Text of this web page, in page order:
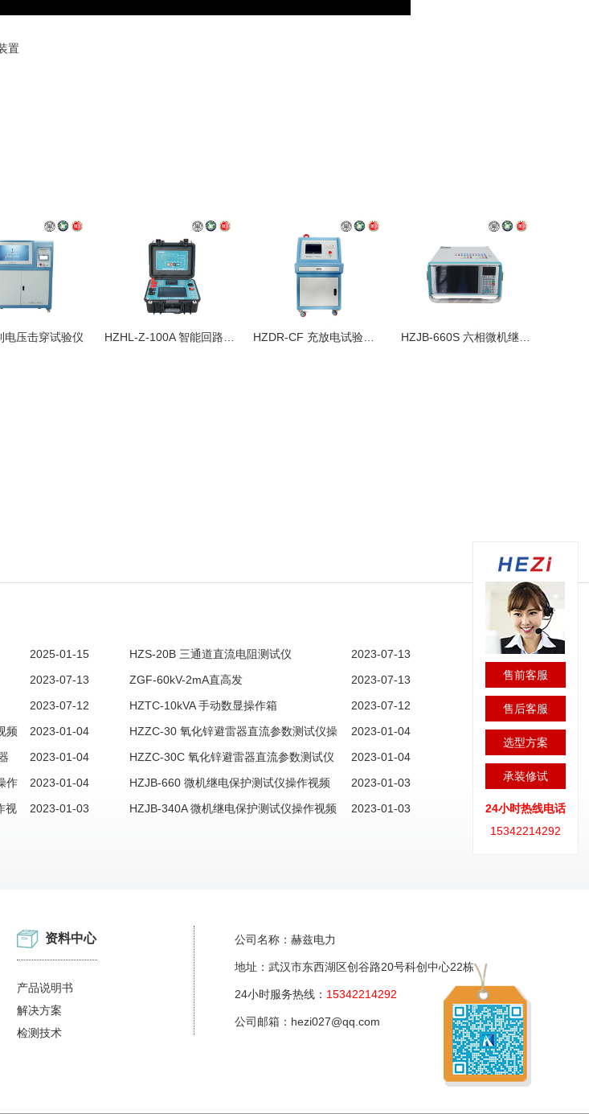
置
电压击穿试验仪 HZDR-CF 充放电试验装置
2025-01-15 2023-07-13
HZS-20B 三通道直流电阻测试仪
2023-07-13
2023-07-13
ZGF-60kV-2mA直高发
2023-07-12
2023-07-12
HZTC-10kVA 手动数显操作箱
2023-01-04
频 2023-01-04
HZZC-30 氧化锌避雷器直流参数测试仪操
作视频
2023-01-04 2023-01-04
HZZC-30C 氧化锌避雷器直流参数测试仪
操作视频
2023-01-04
作
2023-01-03
HZJB-660 微机继电保护测试仪操作视频
2023-01-03
视
2023-01-03
HZJB-340A 微机继电保护测试仪操作视频
资料中心
产品说明书
解决方案
检测技术
公司名称：赫兹电力
地址：武汉市东西湖区创谷路20号科创中心22栋
24小时服务热线： 15342214292
公司邮箱：hezi027@qq.com
售前客服
售后客服
选型方案
承装修试
24小时热线电话
15342214292